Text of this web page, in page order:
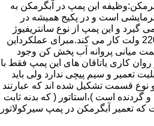
این پمپ در آبگرمکن به
است و در پکیج همیشه در
و این پمپ از نوع سانتریفیوژ
(گریز از مرکز) بوده و با برق 220 ولت کار می کند.مبرای عملکرداین
میانی پروانه آب پخش کن وجود
کاری یاتاقان های این پمپ فقط با
تعمیر و سیم پیچی ندارد ولی باید
قسمت تشکیل شده اند که عبارتند
است )،استاتور ( که بدنه ثابت
تعمیر آبگرمکن در پمپ سیرکولاتور